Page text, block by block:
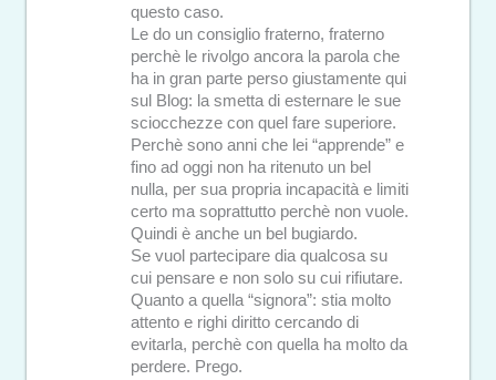
questo caso.
Le do un consiglio fraterno, fraterno
perchè le rivolgo ancora la parola che
ha in gran parte perso giustamente qui
sul Blog: la smetta di esternare le sue
sciocchezze con quel fare superiore.
Perchè sono anni che lei “apprende” e
fino ad oggi non ha ritenuto un bel
nulla, per sua propria incapacità e limiti
certo ma soprattutto perchè non vuole.
Quindi è anche un bel bugiardo.
Se vuol partecipare dia qualcosa su
cui pensare e non solo su cui rifiutare.
Quanto a quella “signora”: stia molto
attento e righi diritto cercando di
evitarla, perchè con quella ha molto da
perdere. Prego.